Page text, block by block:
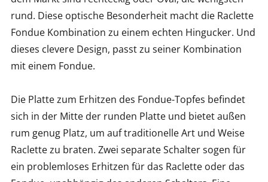
rund. Diese optische Besonderheit macht die Raclette
Fondue Kombination zu einem echten Hingucker. Und
dieses clevere Design, passt zu seiner Kombination
mit einem Fondue.
Die Platte zum Erhitzen des Fondue-Topfes befindet
sich in der Mitte der runden Platte und bietet außen
rum genug Platz, um auf traditionelle Art und Weise
Raclette zu braten. Zwei separate Schalter sogen für
ein problemloses Erhitzen für das Raclette oder das